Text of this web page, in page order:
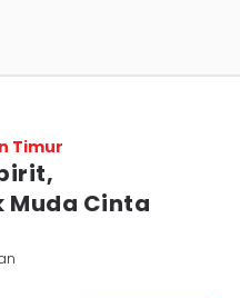
Timur
Muda Cinta